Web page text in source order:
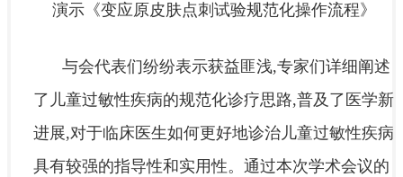
演示《变应原皮肤点刺试验规范化操作流程》
与会代表们纷纷表示获益匪浅,专家们详细阐述
了儿童过敏性疾病的规范化诊疗思路,普及了医学新
进展,对于临床医生如何更好地诊治儿童过敏性疾病
具有较强的指导性和实用性。通过本次学术会议的